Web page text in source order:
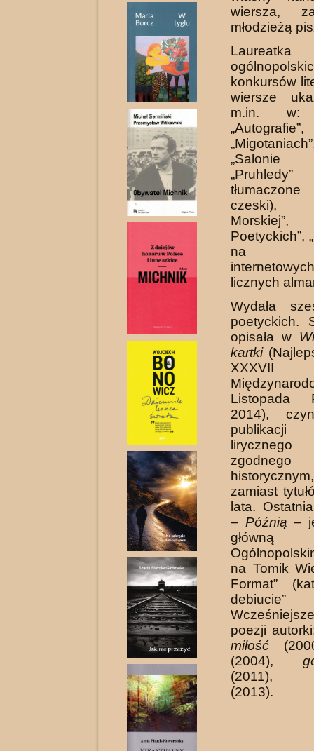
wiersza,
młodzieżą
konkursów
wiersze
m.in. w:
„Autografie”,
„Salonie
czeski),
Morskiej”,
Poetyckich”,
na
licznych
Wydała
poetyckich.
opisała w
kartki
XXXVII
Listopada
2014),
lirycznego
zamiast
lata.
– Późnią –
na Tomik
Format”
poezji
miłość
(2004),
(2013).